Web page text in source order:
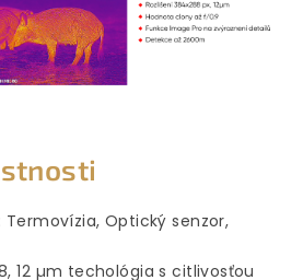
Termovízia, Optický senzor,
12 µm techológia s citlivosťou